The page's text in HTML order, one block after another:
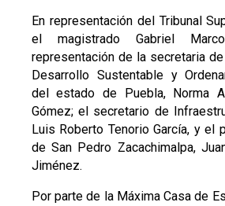
En representación del Tribunal
el magistrado Gabriel
representación de la secretaria
Desarrollo Sustentable y
del estado de Puebla, Norma
Gómez; el secretario de
Luis Roberto Tenorio García, y el
de San Pedro Zacachimalpa,
Jiménez.
Por parte de la Máxima Casa de